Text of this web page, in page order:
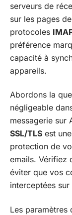
serveurs de
sur les pages
protocoles
préférence
capacité à
appareils.
Abordons la
négligeable
messagerie sur
SSL/TLS est
protection de
emails. Vérifiez
éviter que vos
interceptées
Les paramètres